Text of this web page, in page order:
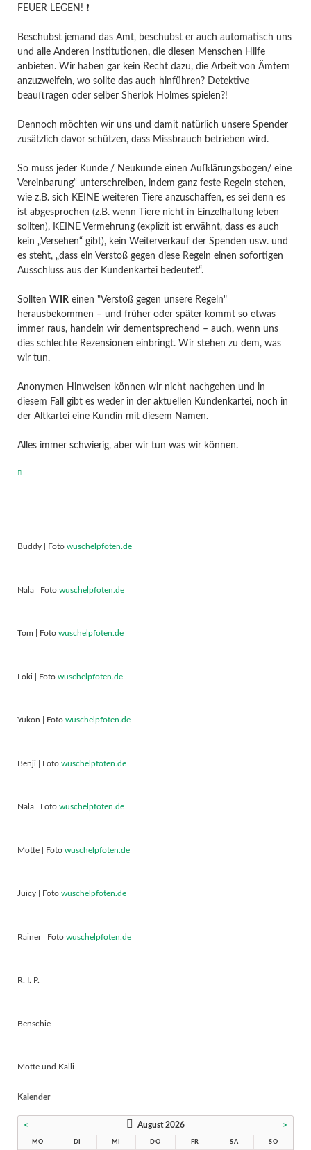
FEUER LEGEN! ❗️
Beschubst jemand das Amt, beschubst er auch automatisch uns
und alle Anderen Institutionen, die diesen Menschen Hilfe
anbieten. Wir haben gar kein Recht dazu, die Arbeit von Ämtern
anzuzweifeln, wo sollte das auch hinführen? Detektive
beauftragen oder selber Sherlok Holmes spielen?!
Dennoch möchten wir uns und damit natürlich unsere Spender
zusätzlich davor schützen, dass Missbrauch betrieben wird.
So muss jeder Kunde / Neukunde einen Aufklärungsbogen/ eine
Vereinbarung“ unterschreiben, indem ganz feste Regeln stehen,
wie z.B. sich KEINE weiteren Tiere anzuschaffen, es sei denn es
ist abgesprochen (z.B. wenn Tiere nicht in Einzelhaltung leben
sollten), KEINE Vermehrung (explizit ist erwähnt, dass es auch
kein „Versehen“ gibt), kein Weiterverkauf der Spenden usw. und
es steht, „dass ein Verstoß gegen diese Regeln einen sofortigen
Ausschluss aus der Kundenkartei bedeutet“.
Sollten WIReinen "Verstoß gegen unsere Regeln"
herausbekommen – und früher oder später kommt so etwas
immer raus, handeln wir dementsprechend – auch, wenn uns
dies schlechte Rezensionen einbringt. Wir stehen zu dem, was
wir tun.
Anonymen Hinweisen können wir nicht nachgehen und in
diesem Fall gibt es weder in der aktuellen Kundenkartei, noch in
der Altkartei eine Kundin mit diesem Namen.
Alles immer schwierig, aber wir tun was wir können.
Buddy | Foto wuschelpfoten.de
Nala | Foto wuschelpfoten.de
Tom | Foto wuschelpfoten.de
Loki | Foto wuschelpfoten.de
Yukon | Foto wuschelpfoten.de
Benji | Foto wuschelpfoten.de
Nala | Foto wuschelpfoten.de
Motte | Foto wuschelpfoten.de
Juicy | Foto wuschelpfoten.de
Rainer | Foto wuschelpfoten.de
R. I. P.
Benschie
Motte und Kalli
Kalender
< August 2026 >
MO DI MI DO FR SA SO